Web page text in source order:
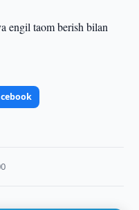
engil taom berish bilan